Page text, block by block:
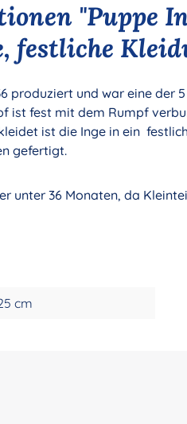
"Puppe
festliche
produziert und war eine
ist fest mit dem Rumpf
ist die Inge in ein
gefertigt.
unter 36 Monaten, da
cm